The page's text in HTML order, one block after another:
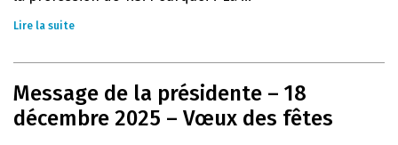
Lire la suite
Message de la présidente – 18
décembre 2025 – Vœux des fêtes